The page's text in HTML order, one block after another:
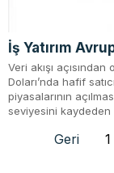
İş Yatırım
Veri akışı
Doları’nda hafif
piyasalarının
seviyesini
Geri 1